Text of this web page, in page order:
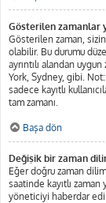
Gösterilen zamanlar
Gösterilen zaman,
olabilir. Bu durumu
ayrıntılı alandan
York, Sydney, gibi.
sadece kayıtlı
tam zamanı.
Başa dön
Değişik bir zaman
Eğer doğru zaman
saatinde kayıtlı
yöneticiyi haberdar